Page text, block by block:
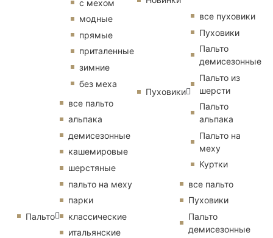
с мехом
модные
прямые
приталенные
зимние
без меха
Пальто
все пальто
альпака
демисезонные
кашемировые
шерстяные
пальто на меху
парки
классические
итальянские
Пуховики
все пуховики
Пуховики
Пальто
демисезонные
Пальто из
шерсти
Пальто
альпака
Пальто на
меху
Куртки
все пальто
Пуховики
Пальто
демисезонные